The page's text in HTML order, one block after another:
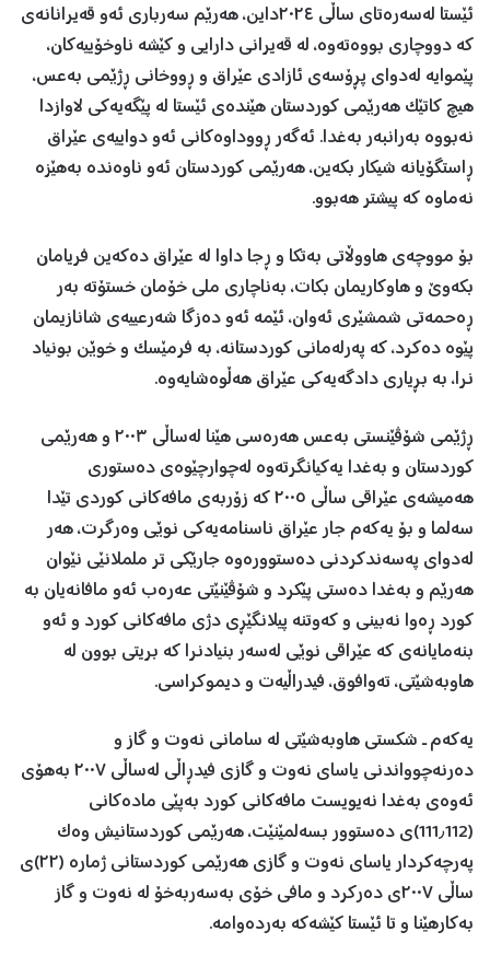
ئێستا له‌سەرەتای ساڵی ٢٠٢٤داین، ‌ھەرێم سه‌رباری‌ ئه‌و قه‌یرانانه‌ی‌
كه‌ دووچاری‌ بووه‌تەوە، له‌ قه‌یرانی دارایی و كێشه‌ ناوخۆییه‌كان،
پێموایە لەدوای پڕۆسەی ئازادی عێراق و ڕووخانی ڕژێمی بەعس،
هیچ کاتێک هەرێمی کوردستان هێندەی ئێستا لە پێگەیەکی لاوازدا
نەبووە بەرانبەر بەغدا. ئەگەر ڕووداوەکانی ئەو دواییەی عێراق
ڕاستگۆیانە شیکار بکەین، هەرێمی کوردستان ئەو ناوەندە بەهێزە
نەماوە کە پیشتر هەبوو.
بۆ مووچەی ھاووڵاتی بەتکا و ڕجا داوا لە عێراق دەکەین فریامان
بکەوێ و ھاوکاریمان بکات، بەناچاری ملی خۆمان خستۆتە بەر
ڕەحمەتی شمشێری ئەوان، ئێمە ئەو دەزگا شەرعییەی شانازیمان
پێوە دەکرد، کە پەرلەمانی کوردستانە، بە فرمێسک و خوێن بونیاد
نرا، بە بڕیاری دادگەیەکی عێراق هەڵوەشایەوە.
ڕژێمی شۆڤێنستی بەعس هەرەسی هێنا لەساڵی ٢٠٠٣ و هەرێمی
کوردستان و بەغدا یەکیانگرتەوە لەچوارچێوەی دەستوری
هەمیشەی عێراقی ساڵی ٢٠٠٥ کە زۆربەی مافەکانی کوردی تێدا
سەلما و بۆ یەکەم جار عێراق ناسنامەیەکی نوێی وەرگرت، هەر
لەدوای پەسەندکردنی دەستوورەوە جارێکی تر ململانێی نێوان
هەرێم و بەغدا دەستی پێکرد و شۆڤێنێتی عەرەب ئەو مافانەیان بە
کورد ڕەوا نەبینی و کەوتنە پیلانگێڕی دژی مافەکانی کورد و ئەو
بنەمایانەی کە عێراقی نوێی لەسەر بنیادنرا کە بریتی بوون لە
هاوبەشێتی، تەوافوق، فیدراڵیەت و دیموکراسی.
یەکەم ـ شکستی هاوبەشێتی لە سامانی نەوت و گاز و
دەرنەچوواندنی یاسای نەوت و گازی فیدڕاڵی لەساڵی ٢٠٠٧ بەهۆی
ئەوەی بەغدا نەیویست مافەکانی کورد بەپێی مادەکانی
(111٫112)ی دەستوور بسەلمێنێت، هەرێمی کوردستانیش وەک
پەرچەکردار یاسای نەوت و گازی هەرێمی کوردستانی ژمارە (٢٢)ی
ساڵی ٢٠٠٧ی دەرکرد و مافی خۆی بەسەربەخۆ لە نەوت و گاز
بەکارهێنا و تا ئێستا کێشەکە بەردەوامە.